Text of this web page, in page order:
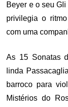
Beyer e o seu
privilegia o
com uma
As 15 Sonatas
linda
barroco para
Mistérios do